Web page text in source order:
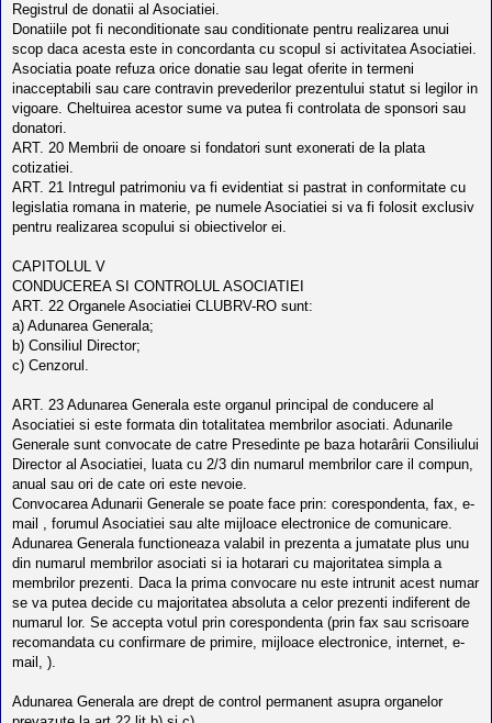
Registrul de donatii al Asociatiei.
Donatiile pot fi neconditionate sau conditionate pentru realizarea unui
scop daca acesta este in concordanta cu scopul si activitatea Asociatiei.
Asociatia poate refuza orice donatie sau legat oferite in termeni
inacceptabili sau care contravin prevederilor prezentului statut si legilor in
vigoare. Cheltuirea acestor sume va putea fi controlata de sponsori sau
donatori.
ART. 20 Membrii de onoare si fondatori sunt exonerati de la plata
cotizatiei.
ART. 21 Intregul patrimoniu va fi evidentiat si pastrat in conformitate cu
legislatia romana in materie, pe numele Asociatiei si va fi folosit exclusiv
pentru realizarea scopului si obiectivelor ei.
CAPITOLUL V
CONDUCEREA SI CONTROLUL ASOCIATIEI
ART. 22 Organele Asociatiei CLUBRV-RO sunt:
a) Adunarea Generala;
b) Consiliul Director;
c) Cenzorul.
ART. 23 Adunarea Generala este organul principal de conducere al
Asociatiei si este formata din totalitatea membrilor asociati. Adunarile
Generale sunt convocate de catre Presedinte pe baza hotarârii Consiliului
Director al Asociatiei, luata cu 2/3 din numarul membrilor care il compun,
anual sau ori de cate ori este nevoie.
Convocarea Adunarii Generale se poate face prin: corespondenta, fax, e-
mail , forumul Asociatiei sau alte mijloace electronice de comunicare.
Adunarea Generala functioneaza valabil in prezenta a jumatate plus unu
din numarul membrilor asociati si ia hotarari cu majoritatea simpla a
membrilor prezenti. Daca la prima convocare nu este intrunit acest numar
se va putea decide cu majoritatea absoluta a celor prezenti indiferent de
numarul lor. Se accepta votul prin corespondenta (prin fax sau scrisoare
recomandata cu confirmare de primire, mijloace electronice, internet, e-
mail, ).
Adunarea Generala are drept de control permanent asupra organelor